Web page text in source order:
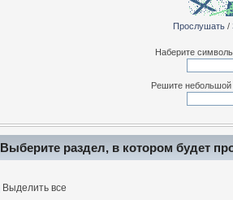
Прослушать/
Наберите
Решите
Выберите раздел, в котором будет
Выделить все